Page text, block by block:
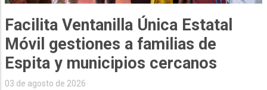
Facilita Ventanilla Única Estatal
Móvil gestiones a familias de
Espita y municipios cercanos
03 de agosto de 2026